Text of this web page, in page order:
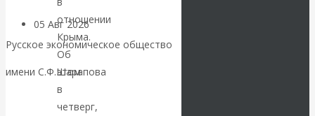
Русское экономическое общество
имени С.Ф.Шарапова
05 Авг 2026Деньги
Валентин
Катасонов. Еще
отношении
Крыма.
Об
этом
в
четверг,